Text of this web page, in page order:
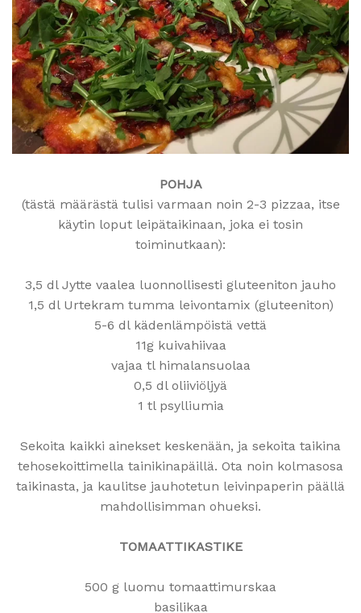
POHJA
(tästä määrästä tulisi varmaan noin 2-3 pizzaa, itse
käytin loput leipätaikinaan, joka ei tosin
toiminutkaan):
3,5 dl Jytte vaalea luonnollisesti gluteeniton jauho
1,5 dl Urtekram tumma leivontamix (gluteeniton)
5-6 dl kädenlämpöistä vettä
11g kuivahiivaa
vajaa tl himalansuolaa
0,5 dl oliiviöljyä
1 tl psylliumia
Sekoita kaikki ainekset keskenään, ja sekoita taikina
tehosekoittimella tainikinapäillä. Ota noin kolmasosa
taikinasta, ja kaulitse jauhotetun leivinpaperin päällä
mahdollisimman ohueksi.
TOMAATTIKASTIKE
500 g luomu tomaattimurskaa
basilikaa